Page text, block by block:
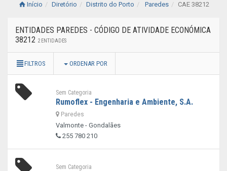
Início Diretório Distrito do Porto Paredes CAE 38212
ENTIDADES PAREDES - CÓDIGO DE ATIVIDADE ECONÓMICA
38212 2 ENTIDADES
FILTROS ORDENAR POR
Sem Categoria
Rumoflex - Engenharia e Ambiente, S.A.
Paredes
Valmonte - Gondalães
255 780 210
Sem Categoria